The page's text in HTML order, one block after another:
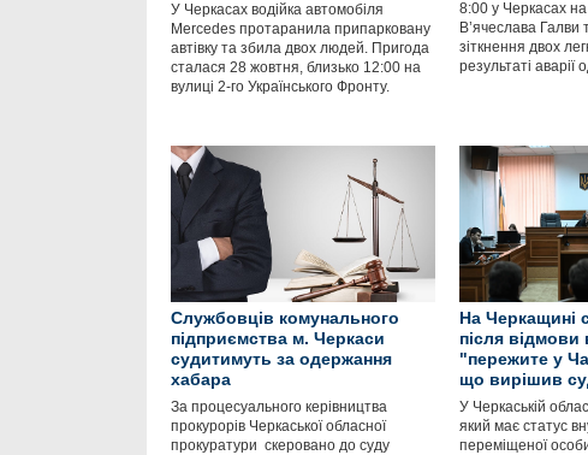
У Черкасах водійка автомобіля
Mercedes протаранила припарковану
автівку та збила двох людей. Пригода
сталася 28 жовтня, близько 12:00 на
вулиці 2-го Українського Фронту.
8:00 у Черкасах
В’ячеслава Галви
зіткнення двох
результаті
Службовців комунального
підприємства м. Черкаси
судитимуть за одержання
хабара
За процесуального керівництва
прокурорів Черкаської обласної
прокуратури скеровано до суду
На Черкащині
після
"пережите у
що вирішив
У Черкаській
який має статус
переміщеної